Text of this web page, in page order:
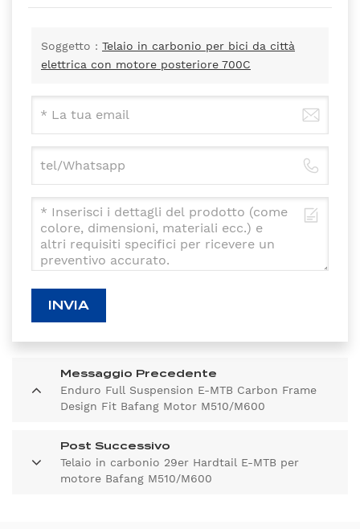
Soggetto : Telaio in carbonio per bici da città
elettrica con motore posteriore 700C
INVIA
Messaggio Precedente
Enduro Full Suspension E-MTB Carbon Frame
Design Fit Bafang Motor M510/M600
Post Successivo
Telaio in carbonio 29er Hardtail E-MTB per
motore Bafang M510/M600